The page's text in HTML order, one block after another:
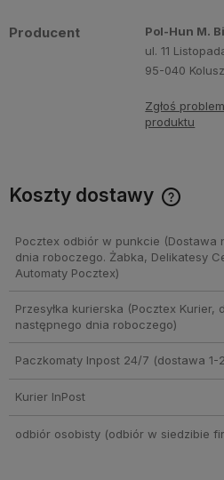
Producent
Pol-Hun M.
ul. 11
95-040
Zgłoś
produktu
Koszty dostawy
Pocztex odbiór w punkcie (Dostawa
dnia roboczego. Żabka, Delikatesy
Automaty Pocztex)
Przesyłka kurierska (Pocztex Kurier,
następnego dnia roboczego)
Paczkomaty Inpost 24/7 (dostawa 1-
Kurier InPost
odbiór osobisty(odbiór w siedzibie